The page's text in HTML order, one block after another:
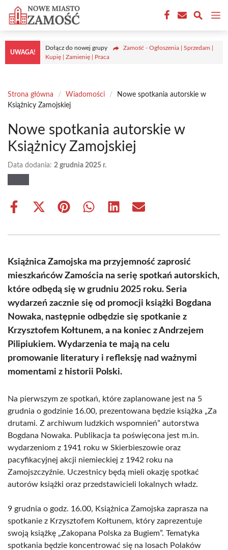
Przejdź
treści
UWAGA!
Dołącz do nowej grupy
Zamość - Ogłoszenia | Sprzedam |
Kupię | Zamienię | Praca
Strona główna / Wiadomości /
Nowe spotkania autorskie w
Książnicy Zamojskiej
Nowe spotkania autorskie w
Książnicy Zamojskiej
Data dodania: 2 grudnia 2025 r.
Share
Share
(Twitter)
Share Share Share Share
Książnica Zamojska ma przyjemność zaprosić
mieszkańców Zamościa na serię spotkań autorskich,
które odbędą się w grudniu 2025 roku. Seria
wydarzeń zacznie się od promocji książki Bogdana
Nowaka, następnie odbędzie się spotkanie z
Krzysztofem Kołtunem, a na koniec z Andrzejem
Pilipiukiem. Wydarzenia te mają na celu
promowanie literatury i refleksję nad ważnymi
momentami z historii Polski.
Na pierwszym ze spotkań, które zaplanowane jest na 5
grudnia o godzinie 16.00, prezentowana będzie książka „Za
drutami. Z archiwum ludzkich wspomnień” autorstwa
Bogdana Nowaka. Publikacja ta poświęcona jest m.in.
wydarzeniom z 1941 roku w Skierbieszowie oraz
pacyfikacyjnej akcji niemieckiej z 1942 roku na
Zamojszczyźnie. Uczestnicy będą mieli okazję spotkać
autorów książki oraz przedstawicieli lokalnych władz.
9 grudnia o godz. 16.00, Książnica Zamojska zaprasza na
spotkanie z Krzysztofem Kołtunem, który zaprezentuje
swoją książkę „Zakopana Polska za Bugiem”. Tematyka
spotkania będzie koncentrować się na losach Polaków